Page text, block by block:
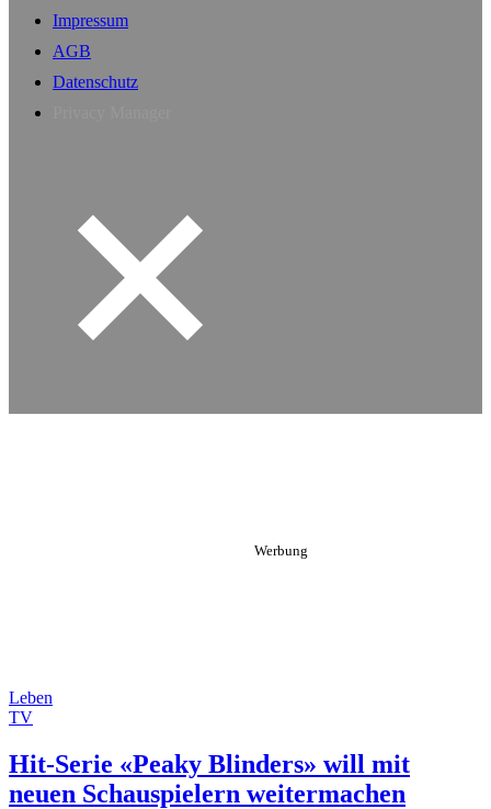
Impressum
AGB
Datenschutz
Leben
TV
Hit-Serie «Peaky Blinders» will mit
neuen Schauspielern weitermachen